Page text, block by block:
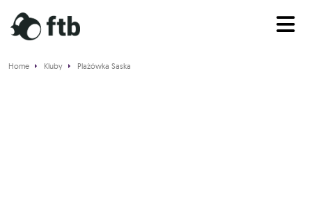
Home Kluby Plażówka Saska